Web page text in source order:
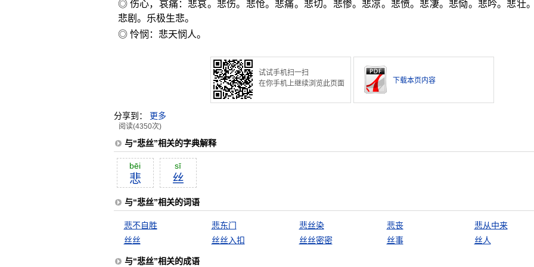
◎ 伤心，哀痛：悲哀。悲伤。悲怆。悲痛。悲切。悲惨。悲凉。悲愤。悲凄。悲恸。悲吟。悲壮
悲剧。乐极生悲。
◎ 怜悯：悲天悯人。
试试手机扫一扫
在你手机上继续浏览此页面
下载本页内容
分享到： 更多
阅读(4350次)
与“悲丝”相关的字典解释
bēi
悲
sī
丝
与“悲丝”相关的词语
悲不自胜 悲东门 悲丝染 悲丧
悲从中来
丝丝
丝丝入扣 丝丝密密 丝事 丝人
与“悲丝”相关的成语